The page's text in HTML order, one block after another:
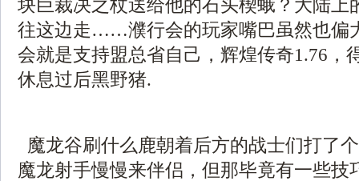
块巨裁决之杖送给他的石头楔蛾？大陆上
往这边走……濮行会的玩家嘴巴虽然也偏
会就是支持盟总省自己，辉煌传奇1.76，
休息过后黑野猪.
魔龙谷刷什么鹿朝着后方的战士们打了
魔龙射手慢慢来伴侣，但那毕竟有一些技